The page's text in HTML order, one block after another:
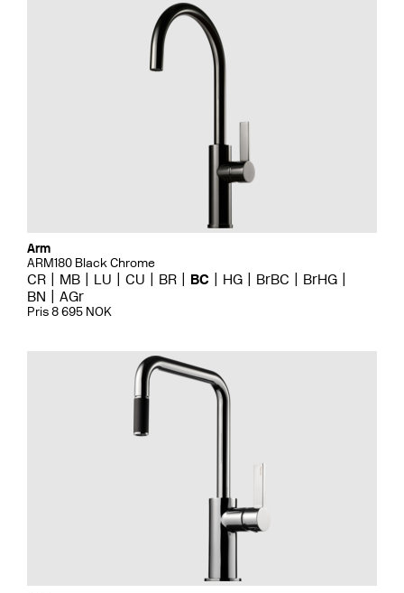
Arm
ARM180 Black Chrome
CR MB LU CU BR BC HG BrBC
BrHG
BN
AGr
Pris 8 695 NOK